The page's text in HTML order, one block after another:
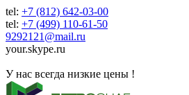
tel: +7 (812) 642-03-00
tel: +7 (499) 110-61-50
9292121@mail.ru
your.skype.ru
У нас всегда низкие цены !